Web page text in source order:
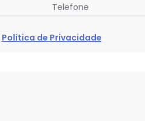
Telefone
Política de Privacidade